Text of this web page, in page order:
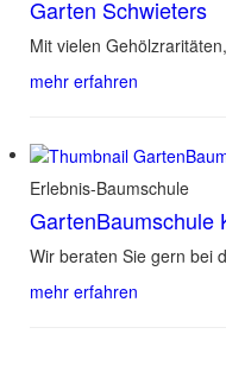
Garten Schwieters
Mit vielen
mehr erfahren
Erlebnis-Baumschule
GartenBaumschule
Wir beraten Sie gern bei
mehr erfahren